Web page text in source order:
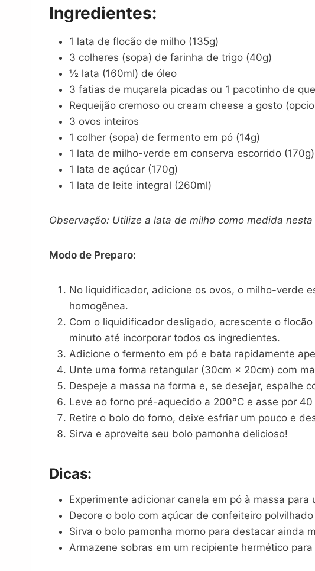
Ingredientes:
1 lata de flocão de milho (135g)
3 colheres (sopa) de farinha de trigo (40g)
½ lata (160ml) de óleo
3 fatias de muçarela picadas ou 1 pacotinho de
Requeijão cremoso ou cream cheese a gosto
3 ovos inteiros
1 colher (sopa) de fermento em pó (14g)
1 lata de milho-verde em conserva escorrido (170g)
1 lata de açúcar (170g)
1 lata de leite integral (260ml)
Observação: Utilize a lata de milho como medida nesta
Modo de Preparo:
No liquidificador, adicione os ovos, o milho-verde
homogênea.
Com o liquidificador desligado, acrescente o
minuto até incorporar todos os ingredientes.
Adicione o fermento em pó e bata rapidamente
Unte uma forma retangular (30cm × 20cm) com
Despeje a massa na forma e, se desejar, espalhe
Leve ao forno pré-aquecido a 200°C e asse por
Retire o bolo do forno, deixe esfriar um pouco e
Sirva e aproveite seu bolo pamonha delicioso!
Dicas:
Experimente adicionar canela em pó à massa
Decore o bolo com açúcar de confeiteiro
Sirva o bolo pamonha morno para destacar ainda
Armazene sobras em um recipiente hermético